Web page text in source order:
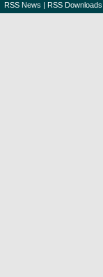
RSS News | RSS Downloads